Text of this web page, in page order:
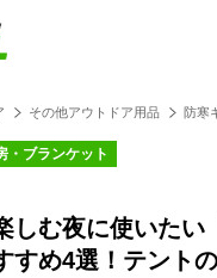
その他アウトドア用品 防寒
・ブランケット
しむ夜に使いたい
すめ4選！テント